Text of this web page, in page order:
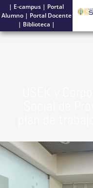
| E-campus | Portal
Alumno| Portal Docente
| Biblioteca |